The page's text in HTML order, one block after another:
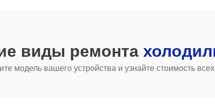
виды ремонта
модель вашего устройства и узнайте стоимость